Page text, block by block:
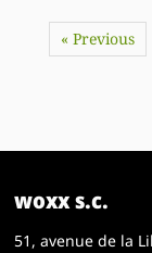
« Previous
woxx s.c.
51, avenue de la